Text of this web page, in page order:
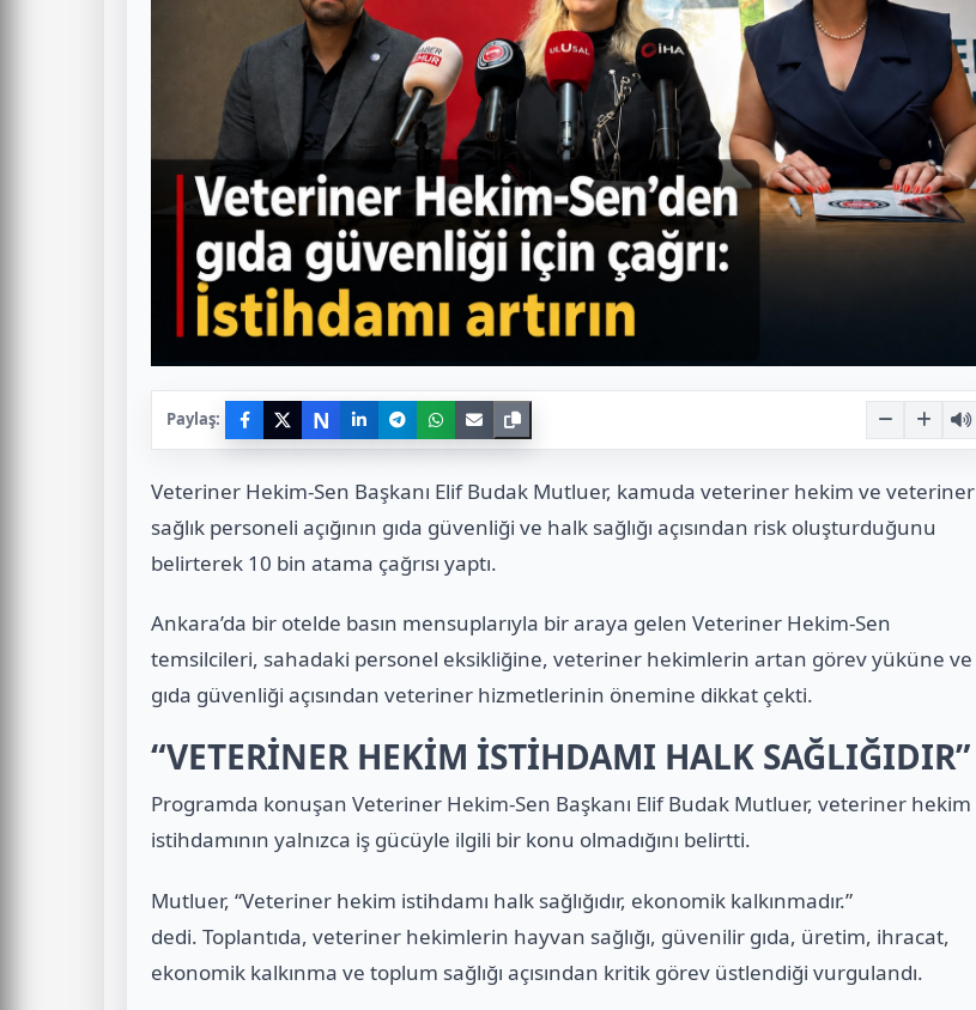
Paylaş: N
Veteriner Hekim-Sen Başkanı Elif Budak Mutluer, kamuda veteriner hekim ve veteriner
sağlık personeli açığının gıda güvenliği ve halk sağlığı açısından risk oluşturduğunu
belirterek 10 bin atama çağrısı yaptı.
Ankara’da bir otelde basın mensuplarıyla bir araya gelen Veteriner Hekim-Sen
temsilcileri, sahadaki personel eksikliğine, veteriner hekimlerin artan görev yüküne ve
gıda güvenliği açısından veteriner hizmetlerinin önemine dikkat çekti.
“VETERİNER HEKİM İSTİHDAMI HALK SAĞLIĞIDIR”
Programda konuşan Veteriner Hekim-Sen Başkanı Elif Budak Mutluer, veteriner hekim
istihdamının yalnızca iş gücüyle ilgili bir konu olmadığını belirtti.
Mutluer, “Veteriner hekim istihdamı halk sağlığıdır, ekonomik kalkınmadır.”
dedi. Toplantıda, veteriner hekimlerin hayvan sağlığı, güvenilir gıda, üretim, ihracat,
ekonomik kalkınma ve toplum sağlığı açısından kritik görev üstlendiği vurgulandı.